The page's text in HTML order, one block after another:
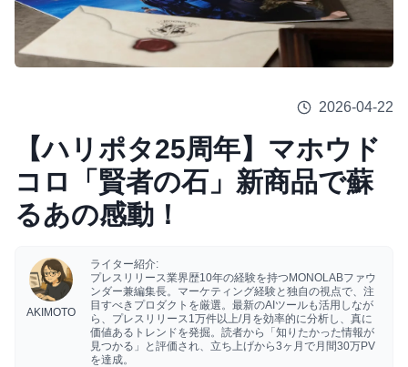
2026-04-22
【ハリポタ25周年】マホウド
コロ「賢者の石」新商品で蘇
るあの感動！
AKIMOTO
ライター紹介:
プレスリリース業界歴10年の経験を持つMONOLABファウ
ンダー兼編集長。マーケティング経験と独自の視点で、注
目すべきプロダクトを厳選。最新のAIツールも活用しなが
ら、プレスリリース1万件以上/月を効率的に分析し、真に
価値あるトレンドを発掘。読者から「知りたかった情報が
見つかる」と評価され、立ち上げから3ヶ月で月間30万PV
を達成。